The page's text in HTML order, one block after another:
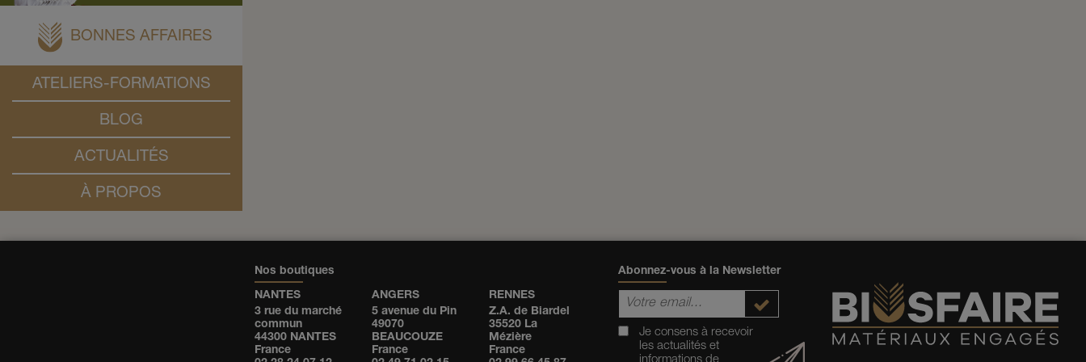
BONNES AFFAIRES
ATELIERS-FORMATIONS
BLOG
ACTUALITÉS
À PROPOS
Nos boutiques
NANTES
3 rue du marché
commun
44300 NANTES
France
ANGERS
5 avenue du Pin
49070
BEAUCOUZE
France
RENNES
Z.A. de Biardel
35520 La
Mézière
France
Abonnez-vous à la Newsletter
Je consens à recevoir
les actualités et